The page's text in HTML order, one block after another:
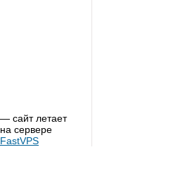
— сайт летает
на сервере
FastVPS